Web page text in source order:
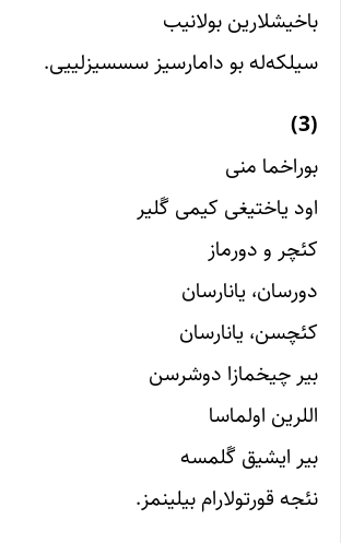
باخیشلارین بولانیب
سیلکه‌له بو دامارسیز سسسیزلییی.
(3)
بوراخما منی
اود یاختیغی کیمی گَلیر
کئچر و دورماز
دورسان، یانارسان
کئچسن، یانارسان
بیر چیخمازا دوشرسن
اللرین اولماسا
بیر ایشیق گَلمسه
نئجه قورتولارام بیلینمز.